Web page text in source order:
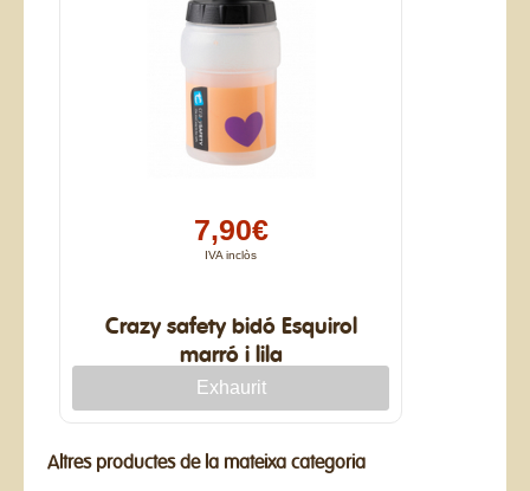
7,90€
IVA inclòs
Crazy safety bidó Esquirol
marró i lila
Altres productes de la mateixa categoria